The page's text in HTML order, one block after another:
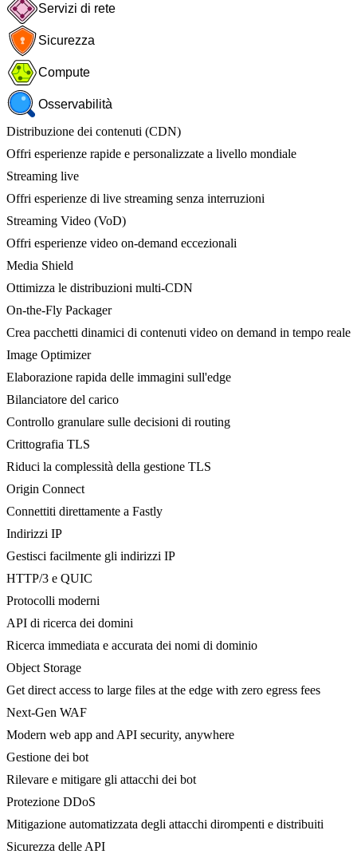
Servizi di rete
Sicurezza
Compute
Osservabilità
Distribuzione dei contenuti (CDN)
Offri esperienze rapide e personalizzate a livello mondiale
Streaming live
Offri esperienze di live streaming senza interruzioni
Streaming Video (VoD)
Offri esperienze video on-demand eccezionali
Media Shield
Ottimizza le distribuzioni multi-CDN
On-the-Fly Packager
Crea pacchetti dinamici di contenuti video on demand in tempo reale
Image Optimizer
Elaborazione rapida delle immagini sull'edge
Bilanciatore del carico
Controllo granulare sulle decisioni di routing
Crittografia TLS
Riduci la complessità della gestione TLS
Origin Connect
Connettiti direttamente a Fastly
Indirizzi IP
Gestisci facilmente gli indirizzi IP
HTTP/3 e QUIC
Protocolli moderni
API di ricerca dei domini
Ricerca immediata e accurata dei nomi di dominio
Object Storage
Get direct access to large files at the edge with zero egress fees
Next-Gen WAF
Modern web app and API security, anywhere
Gestione dei bot
Rilevare e mitigare gli attacchi dei bot
Protezione DDoS
Mitigazione automatizzata degli attacchi dirompenti e distribuiti
Sicurezza delle API